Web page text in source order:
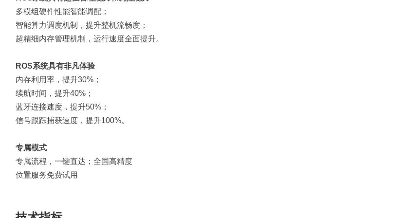
多模组硬件性能智能调配；
智能算力调度机制，提升整机流畅度；
超精细内存管理机制，运行速度全面提升。
ROS系统具有非凡体验
内存利用率，提升30%；
续航时间，提升40%；
蓝牙连接速度，提升50%；
信号跟踪捕获速度，提升100%。
专属模式
专属流程，一键直达；全国高精度
位置服务免费试用